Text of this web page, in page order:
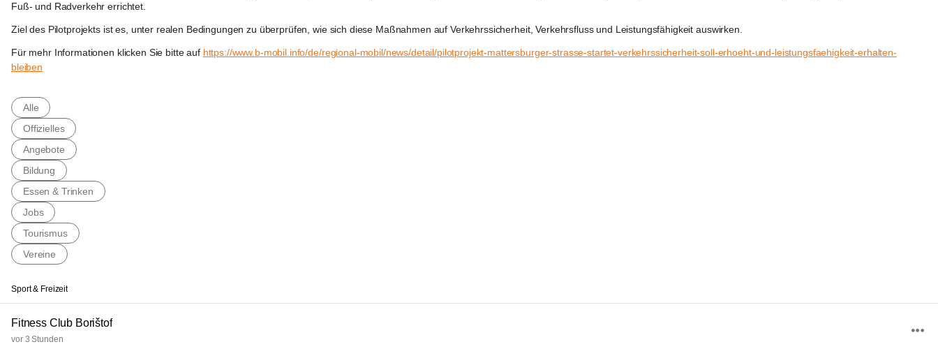
Fuß- und Radverkehr errichtet.
Ziel des Pilotprojekts ist es, unter realen Bedingungen zu überprüfen, wie sich diese Maßnahmen auf Verkehrssicherheit, Verkehrsfluss und Leistungsfähigkeit auswirken.
Für mehr Informationen klicken Sie bitte auf https://www.b-mobil.info/de/regional-mobil/news/detail/pilotprojekt-mattersburger-strasse-startet-verkehrssicherheit-soll-erhoeht-und-leistungsfaehigkeit-erhalten-
bleiben
Alle
Offizielles
Angebote
Bildung
Essen & Trinken
Jobs
Tourismus
Vereine
Sport & Freizeit
Fitness Club Borištof
vor 3 Stunden